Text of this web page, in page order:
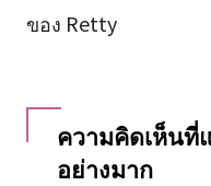
ของ Retty
ความคิดเห็นที่
อย่างมาก